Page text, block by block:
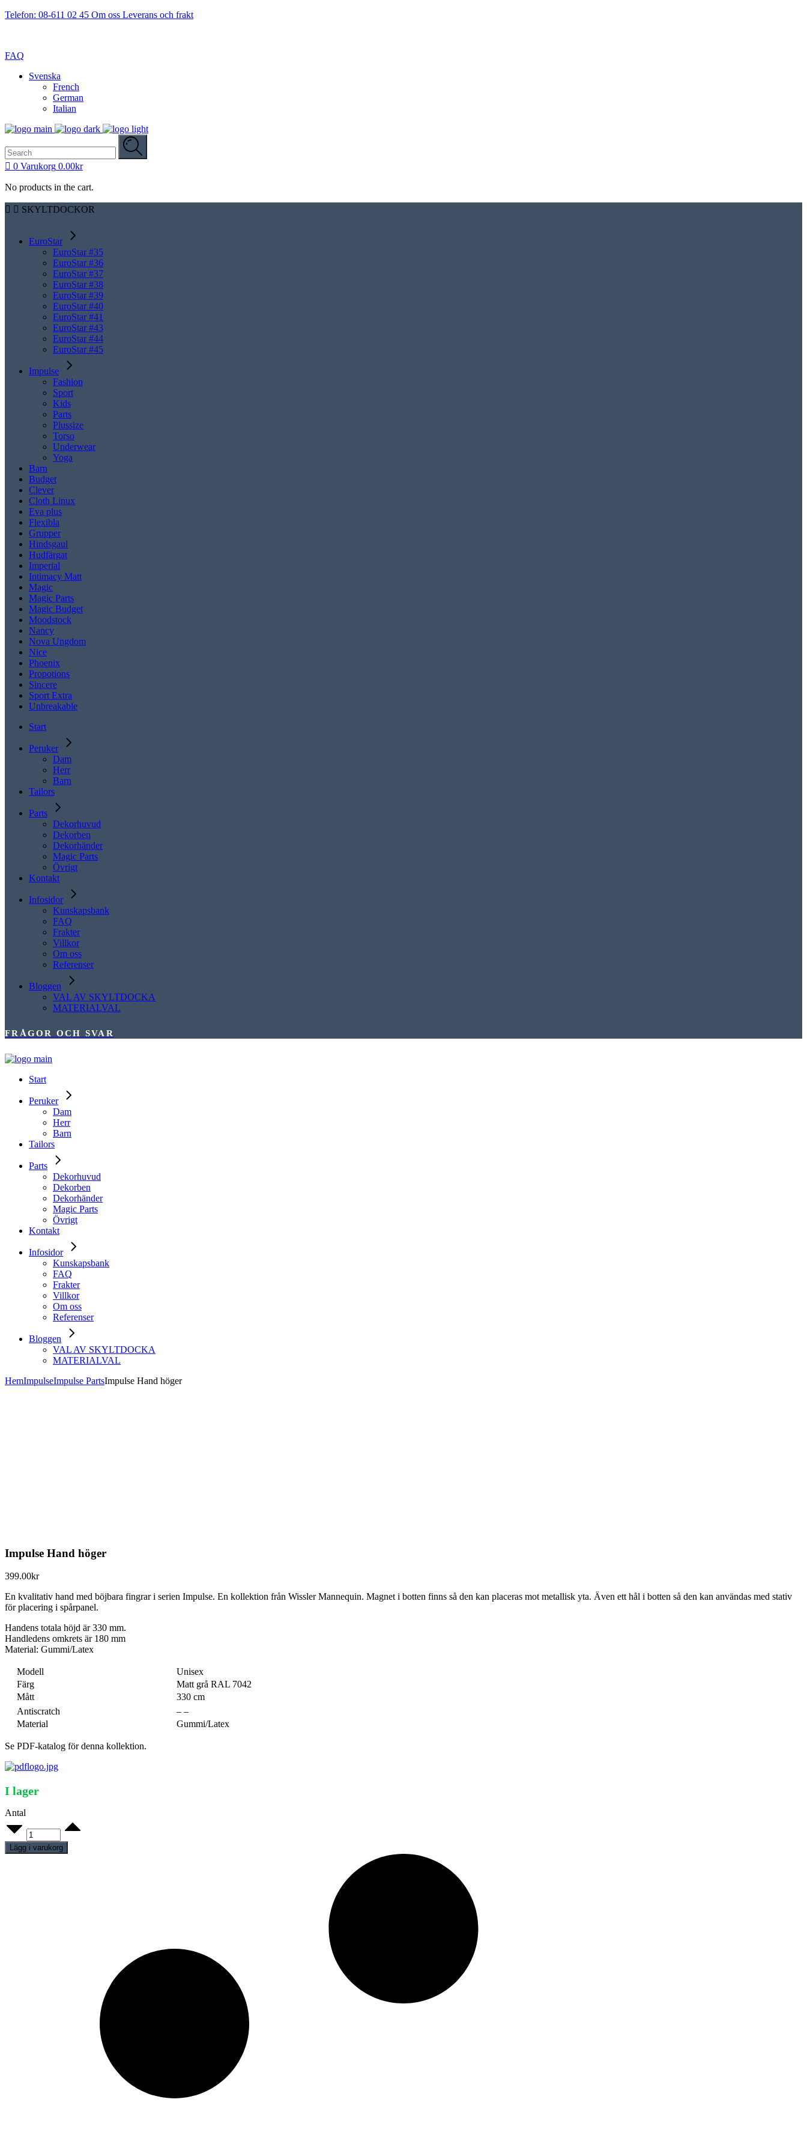
Telefon: 08-611 02 45 Om oss Leverans och frakt
FAQ
Svenska
French
German
Italian
for:
0 Varukorg 0.00kr
No products in the cart.
SKYLTDOCKOR
EuroStar
EuroStar #35
EuroStar #36
EuroStar #37
EuroStar #38
EuroStar #39
EuroStar #40
EuroStar #41
EuroStar #43
EuroStar #44
EuroStar #45
Impulse
Fashion
Sport
Kids
Parts
Plussize
Torso
Underwear
Yoga
Barn
Budget
Clever
Cloth Linux
Eva plus
Flexibla
Grupper
Hindsgaul
Hudfärgat
Imperial
Intimacy Matt
Magic
Magic Parts
Magic Budget
Moodstock
Nancy
Nova Ungdom
Nice
Phoenix
Propotions
Sincere
Sport Extra
Unbreakable
Start
Peruker
Dam
Herr
Barn
Tailors
Parts
Dekorhuvud
Dekorben
Dekorhänder
Magic Parts
Övrigt
Kontakt
Infosidor
Kunskapsbank
FAQ
Frakter
Villkor
Om oss
Referenser
Bloggen
VAL AV SKYLTDOCKA
MATERIALVAL
FRÅGOR OCH SVAR
Start
Peruker
Dam
Herr
Barn
Tailors
Parts
Dekorhuvud
Dekorben
Dekorhänder
Magic Parts
Övrigt
Kontakt
Infosidor
Kunskapsbank
FAQ
Frakter
Villkor
Om oss
Referenser
Bloggen
VAL AV SKYLTDOCKA
MATERIALVAL
HemImpulseImpulse PartsImpulse Hand höger
Impulse Hand höger
399.00kr
En kvalitativ hand med böjbara fingrar i serien Impulse. En kollektion från Wissler Mannequin. Magnet i botten finns så den kan placeras mot metallisk yta. Även ett hål i botten så den kan användas med stativ
för placering i spårpanel.
Handens totala höjd är 330 mm.
Handledens omkrets är 180 mm
Material: Gummi/Latex
Modell
Unisex
Färg
Matt grå RAL 7042
Mått
330 cm
Antiscratch
– –
Material
Gummi/Latex
Se PDF-katalog för denna kollektion.
I lager
Antal
Impulse
Hand
höger
quantity
Lägg i varukorg